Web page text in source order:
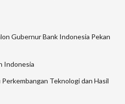
Gubernur Bank Indonesia Pekan
Indonesia
Teknologi dan Hasil